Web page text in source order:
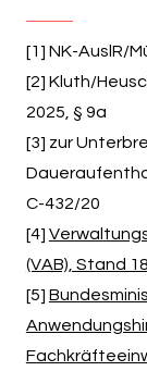
[1] NK-AuslR/
[2] Kluth/
2025, § 9a
[3] zur
C-432/20
[4]
(VAB), Stand
[5]